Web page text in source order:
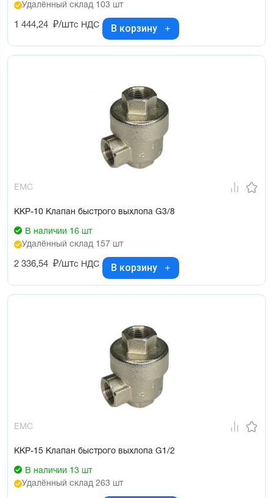
Удалённый склад 103 шт
1 444,24 ₽/штс НДС В корзину
EMC
KKP-10 Клапан быстрого выхлопа G3/8
В наличии 16 шт
Удалённый склад 157 шт
2 336,54 ₽/штс НДС В корзину
EMC
KKP-15 Клапан быстрого выхлопа G1/2
В наличии 13 шт
Удалённый склад 263 шт